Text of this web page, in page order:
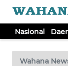
Nasional
Wahana
TV
Tutup